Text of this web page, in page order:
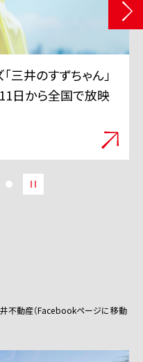
三井のすずちゃん」
日から全国で放映
不動産（Facebookページに移動